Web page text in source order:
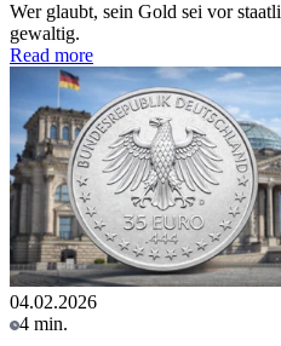
Wer glaubt, sein Gold sei vor
gewaltig.
Read more
04.02.2026
4 min.